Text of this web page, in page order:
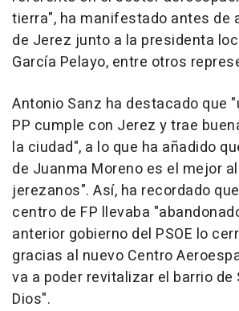
tierra", ha manifestado antes de
de Jerez junto a la presidenta
García Pelayo, entre otros
Antonio Sanz ha destacado que
PP cumple con Jerez y trae
la ciudad", a lo que ha añadido
de Juanma Moreno es el mejor
jerezanos". Así, ha recordado
centro de FP llevaba
anterior gobierno del PSOE lo
gracias al nuevo Centro
va a poder revitalizar el barrio de
Dios".